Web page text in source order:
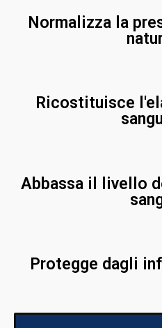
Normalizza la
Ricostituisce
Abbassa il livello
Protegge dagli